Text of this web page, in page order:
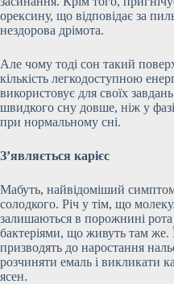
орексину, що відповідає за
нездорова дрімота.
Але чому тоді сон такий
кількість легкодоступною
використовує для своїх
швидкого сну довше, ніж у
при нормальному сні.
З’являється карієс
Мабуть, найвідоміший
солодкого. Річ у тім, що
залишаються в порожнині рота
бактеріями, що живуть там же.
призводять до наростання
розчиняти емаль і викликати
ясен.